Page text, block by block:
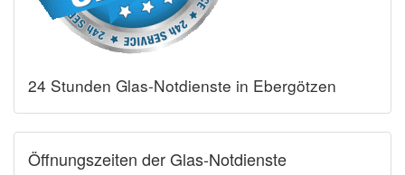
24 Stunden Glas-Notdienste in Ebergötzen
Öffnungszeiten der Glas-Notdienste